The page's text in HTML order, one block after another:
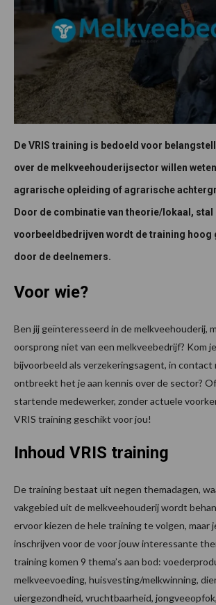
De VRIS training is bedoeld voor
over de melkveehouderijsector willen
agrarische opleiding of agrarische
Door de combinatie van theorie/lokaal, stal
voorbeeldbedrijven wordt de training hoog
door de deelnemers.
Voor wie?
Ben jij geïnteresseerd in de melkveehouderij,
oorsprong niet van een melkveebedrijf? Kom
bijvoorbeeld als verzekeringsagent, in contact
ontbreekt het je aan kennis over de sector?
startende medewerker, zonder actuele
VRIS training geschikt voor jou!
Inhoud VRIS training
De training bestaat uit negen themadagen,
vakgebied uit de melkveehouderij wordt
ervoor kiezen de hele training te volgen, maar
inschrijven voor de voor jouw interessante
training komen 9 thema’s aan bod:
melkveevoeding, huisvesting/melkwinning,
uiergezondheid, vruchtbaarheid,